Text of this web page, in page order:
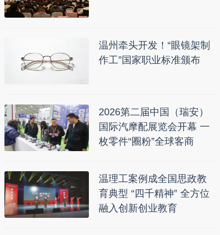
温州牵头开发！“眼镜架制
作工”国家职业标准颁布
2026第二届中国（瑞安）
国际汽摩配展览会开幕 一
枚零件“圈粉”全球客商
温理工案例成全国思政教
育典型 “四千精神” 全方位
融入创新创业教育